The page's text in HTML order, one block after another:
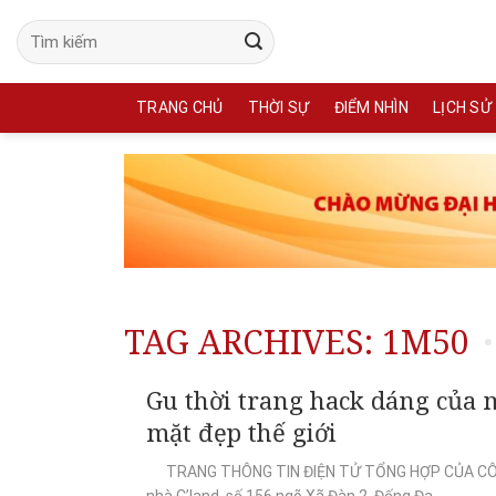
content
TRANG CHỦ THỜI SỰ ĐIỂM NHÌN LỊCH SỬ
TAG ARCHIVES: 1M50
Gu thời trang hack dáng của
mặt đẹp thế giới
TRANG THÔNG TIN ĐIỆN TỬ TỔNG HỢP CỦA